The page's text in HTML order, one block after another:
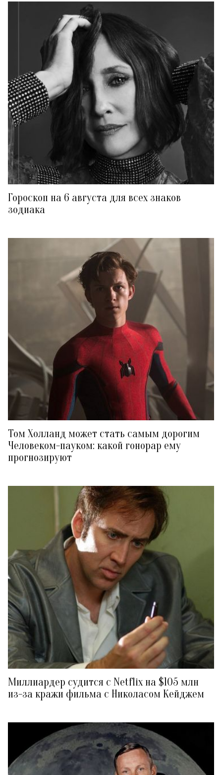
Гороскоп на 6 августа для всех знаков
зодиака
Том Холланд может стать самым дорогим
Человеком-пауком: какой гонорар ему
прогнозируют
Миллиардер судится с Netflix на $105 млн
из-за кражи фильма с Николасом Кейджем